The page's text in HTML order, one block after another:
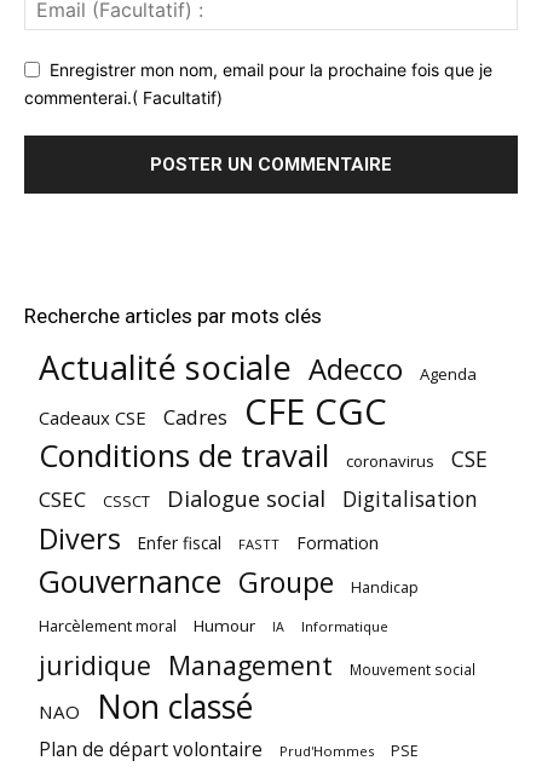
Enregistrer mon nom, email pour la prochaine fois que je
commenterai.( Facultatif)
Recherche articles par mots clés
Actualité sociale Adecco Agenda
Cadeaux CSE Cadres CFE CGC
Conditions de travail coronavirus CSE
CSEC CSSCT Dialogue social Digitalisation
Divers Enfer fiscal FASTT Formation
Gouvernance Groupe Handicap
Harcèlement moral Humour IA Informatique
juridique Management Mouvement social
NAO Non classé
Plan de départ volontaire Prud'Hommes PSE